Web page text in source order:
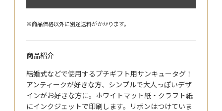
※商品価格以外に別途送料がかかります。
商品紹介
結婚式などで使用するプチギフト用サンキュータグ！
アンティークが好きな方、シンプルで大人っぽいデザ
インがお好きな方に。ホワイトマット紙・クラフト紙
にインクジェットで印刷します。リボンはつけていま